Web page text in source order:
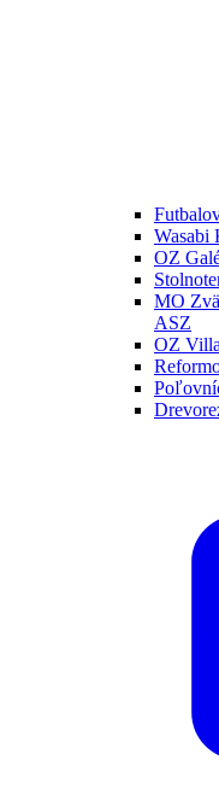
Wasabi
OZ
MO
ASZ
OZ